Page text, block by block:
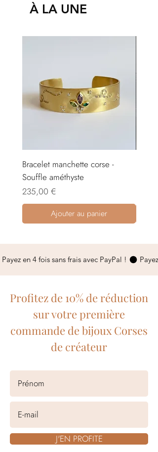
À LA UNE
Bracelet manchette corse -
Souffle améthyste
Prix
235,00 €
Ajouter au panier
Payez en 4 fois sans frais avec PayPal !
Profitez de 10% de réduction
sur votre première
commande de bijoux Corses
de créateur
J'EN PROFITE